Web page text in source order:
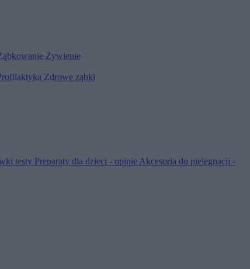
Żywienie
Zdrowe ząbki
testy Preparaty dla dzieci - opinieAkcesoria do pielęgnacji -